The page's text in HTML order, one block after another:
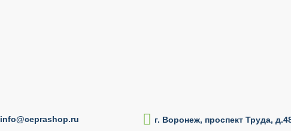
info@ceprashop.ru  г. Воронеж, проспект Труда,